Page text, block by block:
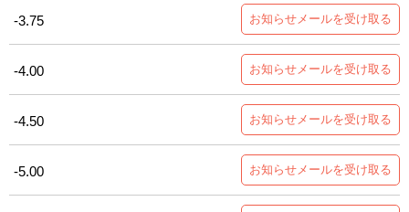
-3.75 お知らせメールを受け取る
-4.00 お知らせメールを受け取る
-4.50 お知らせメールを受け取る
-5.00 お知らせメールを受け取る